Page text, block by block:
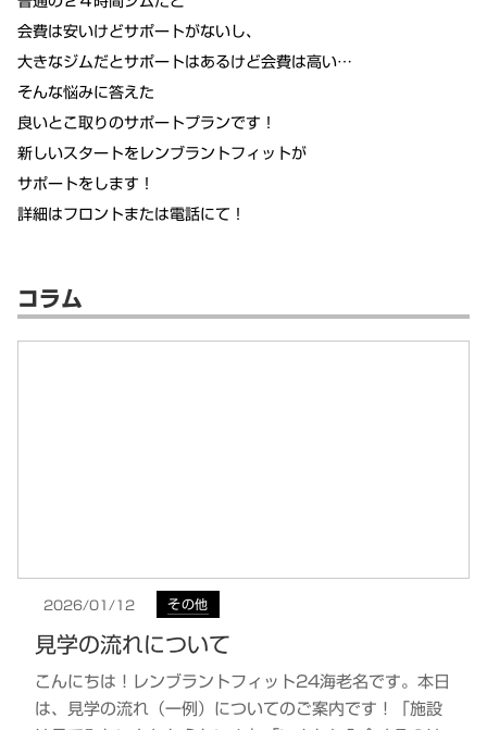
会費は安いけどサポートがないし、
大きなジムだとサポートはあるけど会費は高い…
そんな悩みに答えた
良いとこ取りのサポートプランです！
新しいスタートをレンブラントフィットが
サポートをします！
詳細はフロントまたは電話にて！
コラム
2026/01/12 その他
見学の流れについて
こんにちは！レンブラントフィット24海老名です。本日
は、見学の流れ（一例）についてのご案内です！「施設